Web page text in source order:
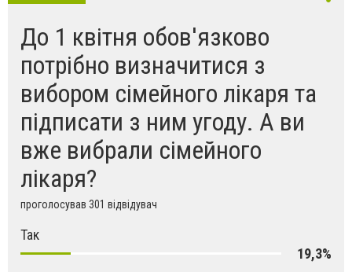
До 1 квітня обов'язково
потрібно визначитися з
вибором сімейного лікаря та
підписати з ним угоду. А ви
вже вибрали сімейного
лікаря?
проголосував 301 відвідувач
Так
19,3%